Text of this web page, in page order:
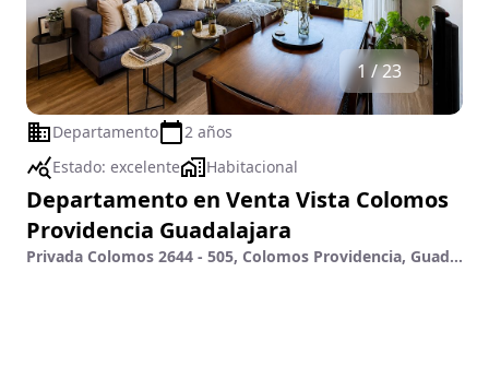
1 / 23
Departamento
2 años
Estado: excelente Habitacional
Departamento en Venta Vista Colomos
Providencia Guadalajara
Privada Colomos 2644 - 505, Colomos Providencia, Guadalajara, Jalisco